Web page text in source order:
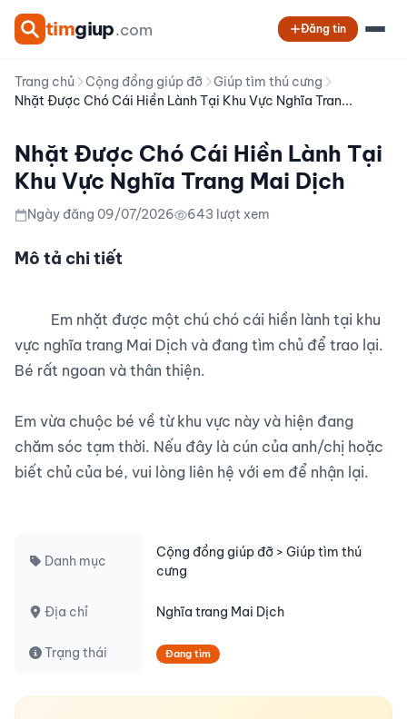
timgiup.com Đăng tin
Trang chủ Cộng đồng giúp đỡ
Giúp tìm thú cưng
Nhặt Được Chó Cái Hiền Lành Tại Khu Vực Nghĩa Tran...
Nhặt Được Chó Cái Hiền Lành Tại
Khu Vực Nghĩa Trang Mai Dịch
Ngày đăng 09/07/2026 643 lượt xem
Mô tả chi tiết
vực nghĩa trang Mai Dịch và đang tìm chủ để trao lại.
Bé rất ngoan và thân thiện.
Em vừa chuộc bé về từ khu vực này và hiện đang
chăm sóc tạm thời. Nếu đây là cún của anh/chị hoặc
biết chủ của bé, vui lòng liên hệ với em để nhận lại.
Danh mục
Cộng đồng giúp đỡ > Giúp tìm thú
cưng
Địa chỉ Nghĩa trang Mai Dịch
Trạng thái Đang tìm